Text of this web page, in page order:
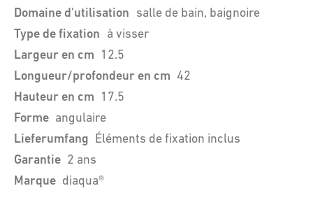
Domaine d'utilisation salle de bain, baignoire
Type de fixation à visser
Largeur en cm 12.5
Longueur/profondeur en cm 42
Hauteur en cm 17.5
Forme angulaire
Lieferumfang Éléments de fixation inclus
Garantie 2 ans
Marque diaqua®